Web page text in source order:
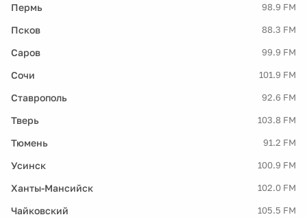
Пермь 98.9 FM
Псков 88.3 FM
Саров 99.9 FM
Сочи 101.9 FM
Ставрополь 92.6 FM
Тверь 103.8 FM
Тюмень 91.2 FM
Усинск 100.9 FM
Ханты-Мансийск 102.0 FM
Чайковский 105.5 FM